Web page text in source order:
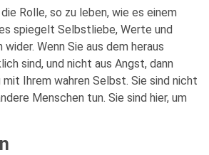
Rolle, so zu leben, wie es einem
spiegelt Selbstliebe, Werte und
Wenn Sie aus dem heraus
sind, und nicht aus Angst, dann
mit Ihrem wahren Selbst. Sie sind nicht
Menschen tun. Sie sind hier, um